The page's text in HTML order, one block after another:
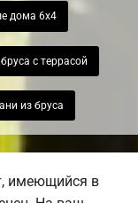
дома 6х4
с террасой
из бруса
имеющийся в